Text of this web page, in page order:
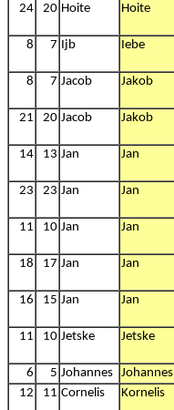
24 20 Hoite Hoite
8 7 Ijb Iebe
8 7 Jacob Jakob
21 20 Jacob Jakob
14 13 Jan Jan
23 23 Jan Jan
11 10 Jan Jan
18 17 Jan Jan
16 15 Jan Jan
11 10 Jetske Jetske
6 5 Johannes Johannes
12
11 Cornelis Kornelis